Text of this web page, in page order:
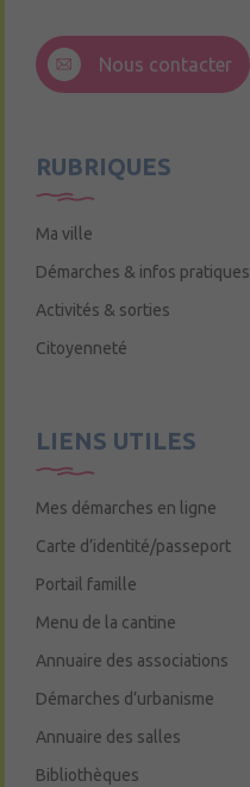
49220 Andigné
Nous contacter
RUBRIQUES
Ma ville
Démarches & infos pratiques
Activités & sorties
Citoyenneté
LIENS UTILES
Mes démarches en ligne
Carte d’identité/passeport
Portail famille
Menu de la cantine
Annuaire des associations
Démarches d’urbanisme
Annuaire des salles
Bibliothèques